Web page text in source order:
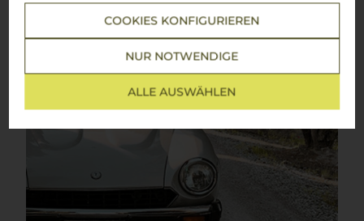
COOKIES KONFIGURIEREN
NUR NOTWENDIGE
ALLE AUSWÄHLEN